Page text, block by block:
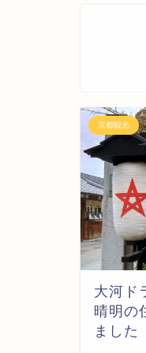
京都観光
大河ド
晴明の
ました